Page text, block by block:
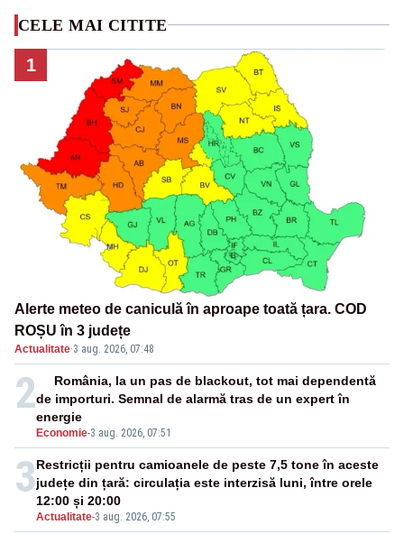
CELE MAI CITITE
1
Alerte meteo de caniculă în aproape toată țara. COD
ROȘU în 3 județe
Actualitate·3 aug. 2026, 07:48
2
Economie-3 aug. 2026, 07:51
România, la un pas de blackout, tot mai dependentă
de importuri. Semnal de alarmă tras de un expert în
energie
3
Actualitate-3 aug. 2026, 07:55
Restricții pentru camioanele de peste 7,5 tone în aceste
județe din țară: circulația este interzisă luni, între orele
12:00 și 20:00